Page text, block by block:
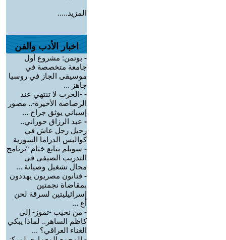
المزيد.....
اخبار الأدب والفن
- بوتمن: مشروع أول
جامعة متخصصة في
موسيقى الجاز في روسيا
جاهز ...
- -الحرب لا تنتهي عند
الرصاصة الأخيرة-.. مصور
إسباني يوثق جراح ...
- عبد الرزاق حوراني..
رحيل رجل عاش في
كواليس الدراما السورية
- سويلم يتابع ختام “برنامج
التدريب الصيفى فى
مجال تشغيل وصيانة ...
- فنانون مصريون يهددون
بمقاضاة نجمتين
إسرائيليتين لسرقة لحن
أغ ...
- من نحيب -تموز- إلى
كاظم الساهر.. لماذا يبكي
الغناء العراقي؟ ...